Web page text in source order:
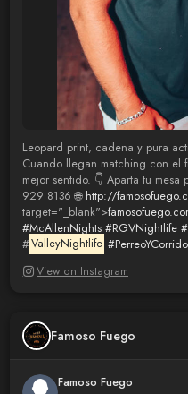
Leopard print, cadena y pura
Cuando llegan matching con el
mejor sentido. 👇 Aparta tu
929 8136 🌐 http://
target="_blank">
#McAllenNights #RGVNightlife
#ValleyNightlife
View on Instagram
Famoso Fuego
Famoso Fuego